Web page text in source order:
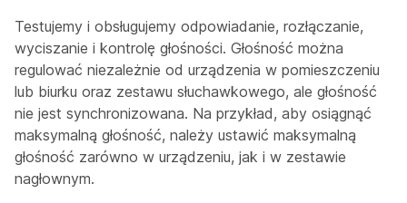
Testujemy i obsługujemy odpowiadanie, rozłączanie,
wyciszanie i kontrolę głośności. Głośność można
regulować niezależnie od urządzenia w pomieszczeniu
lub biurku oraz zestawu słuchawkowego, ale głośność
nie jest synchronizowana. Na przykład, aby osiągnąć
maksymalną głośność, należy ustawić maksymalną
głośność zarówno w urządzeniu, jak i w zestawie
nagłownym.